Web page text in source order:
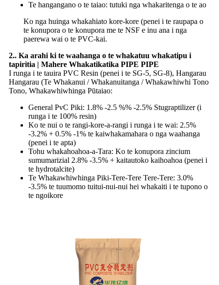
Te hangangano o te taiao: tutuki nga whakaritenga o te ao
Ko nga huinga whakahiato kore-kore (penei i te raupapa o
te konupora o te konupora me te NSF e inu ana i nga
paerewa wai o te PVC-kai.
2.. Ka arahi ki te waahanga o te whakatuu whakatipu i
tapiritia | Mahere Whakatikatika PIPE PIPE
I runga i te tauira PVC Resin (penei i te SG-5, SG-8), Hangarau
Hangarau (Te Whakanui / Whakanuitanga / Whakawhiwhi Tono
Tono, Whakawhiwhinga Pūtaiao:
General PvC Piki: 1.8% -2.5 %% -2.5% Stugraptilizer (i
runga i te 100% resin)
Ko te nui o te rangi-kore-a-rangi i runga i te wai: 2.5%
-3.2% + 0.5% -1% te kaiwhakamahara o nga waahanga
(penei i te apta)
Tohu whakahoahoa-a-Tara: Ko te konupora zincium
sumumarizial 2.8% -3.5% + kaitautoko kaihoahoa (penei i
te hydrotalcite)
Te Whakawhiwhinga Piki-Tere-Tere Tere-Tere: 3.0%
-3.5% te tuumomo tuitui-nui-nui hei whakaiti i te tupono o
te ngoikore